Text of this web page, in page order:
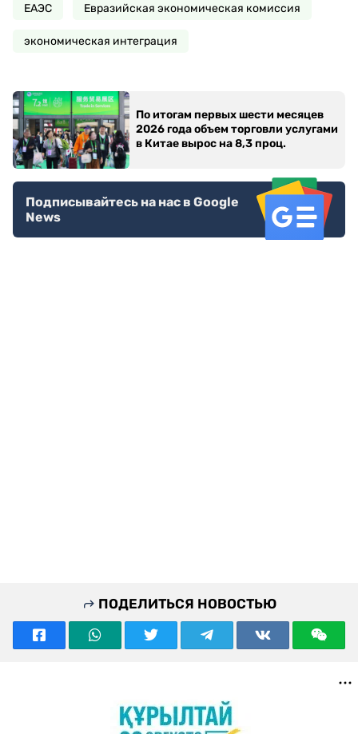
ЕАЭС Евразийская экономическая комиссия
экономическая интеграция
По итогам первых шести месяцев
2026 года объем торговли услугами
в Китае вырос на 8,3 проц.
Подписывайтесь на нас в Google
News
ПОДЕЛИТЬСЯ НОВОСТЬЮ